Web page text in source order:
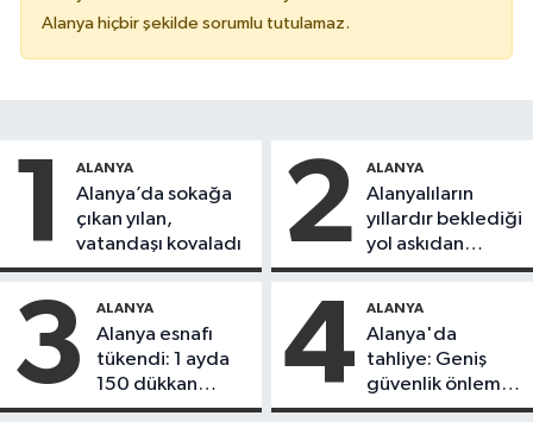
Alanya hiçbir şekilde sorumlu tutulamaz.
1 ALANYA
Alanya’da sokağa
çıkan yılan,
vatandaşı kovaladı
2 ALANYA
Alanyalıların
yıllardır beklediği
yol askıdan
döndü
3 ALANYA
Alanya esnafı
tükendi: 1 ayda
150 dükkan
kapandı
4 ALANYA
Alanya'da
tahliye: Geniş
güvenlik önlemi
alındı